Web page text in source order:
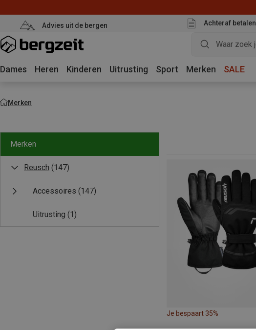
Advies uit de bergen Achteraf betalen
Dames Heren Kinderen Uitrusting Sport Merken SALE
Merken
Merken
Reusch (147)
Accessoires (147)
Uitrusting (1)
Je bespaart 35%